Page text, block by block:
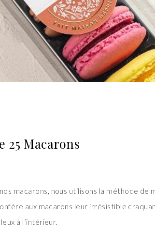
25 Macarons
macarons, nous utilisons la méthode de
aux macarons leur irrésistible
à l’intérieur.